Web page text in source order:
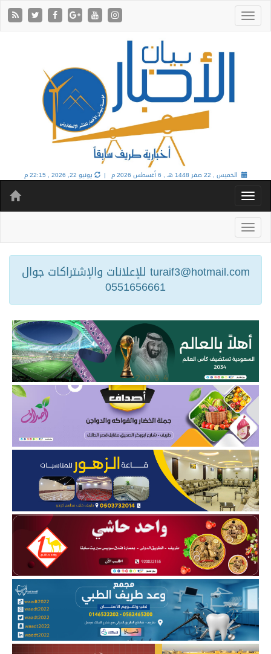
الخميس , 22 صفر 1448 هـ , 6 أغسطس 2026 م | يونيو 22, 2026 , 22:15 م
turaif3@hotmail.com للإعلانات والإشتراكات جوال
0551656661